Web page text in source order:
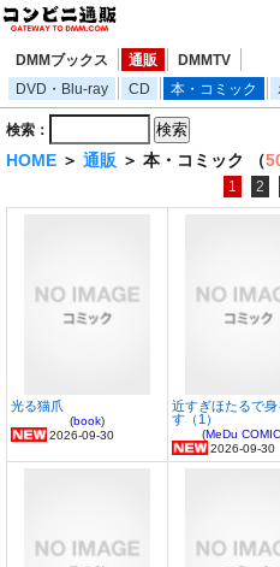
DMMブックス 通販
DMMTV
DVD・Blu-ray
CD 本・コミック
検索：
HOME ＞ 通販 ＞ 本・コミック （
1 2
光る猫爪
(book)
2026-09-30
近すぎほたるで
す（1）
(MeDu
2026-09-30